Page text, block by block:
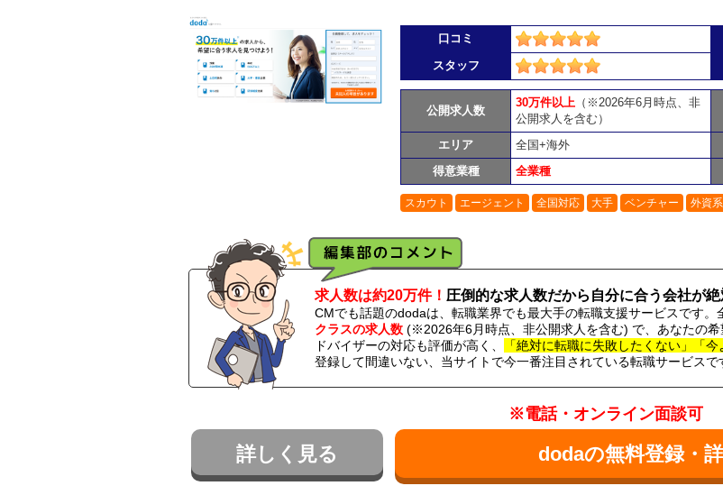
口コミ
スタッフ
公開求人数
30万件以上 （※2026年6月時点、非
公開求人を含む）
エリア 全国+海外
得意業種
全業種
スカウト エージェント 全国対応 大手 ベンチャー 外資系
求人数は約20万件！ 圧倒的な求人数だから自分に合う会社が絶
CMでも話題のdodaは、転職業界でも最大手の転職支援サービスです。
クラスの求人数(※2026年6月時点、非公開求人を含む) で、あなたの
ドバイザーの対応も評価が高く、
「絶対に転職に失敗したくない」「
登録して間違いない、当サイトで今一番注目されている転職サービスで
※電話・オンライン面談可
詳しく見る dodaの無料登録・